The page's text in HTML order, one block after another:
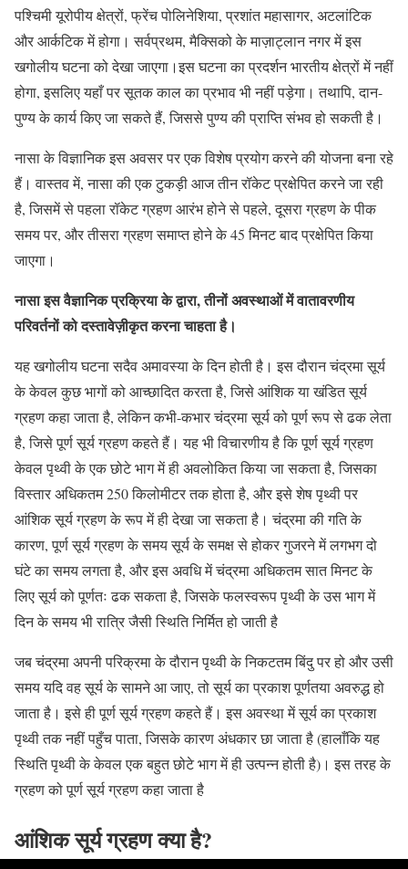
पश्चिमी यूरोपीय क्षेत्रों, फ्रेंच पोलिनेशिया, प्रशांत महासागर, अटलांटिक
और आर्कटिक में होगा। सर्वप्रथम, मैक्सिको के माज़ाट्लान नगर में इस
खगोलीय घटना को देखा जाएगा।इस घटना का प्रदर्शन भारतीय क्षेत्रों में नहीं
होगा, इसलिए यहाँ पर सूतक काल का प्रभाव भी नहीं पड़ेगा। तथापि, दान-
पुण्य के कार्य किए जा सकते हैं, जिससे पुण्य की प्राप्ति संभव हो सकती है।
नासा के विज्ञानिक इस अवसर पर एक विशेष प्रयोग करने की योजना बना रहे
हैं। वास्तव में, नासा की एक टुकड़ी आज तीन रॉकेट प्रक्षेपित करने जा रही
है, जिसमें से पहला रॉकेट ग्रहण आरंभ होने से पहले, दूसरा ग्रहण के पीक
समय पर, और तीसरा ग्रहण समाप्त होने के 45 मिनट बाद प्रक्षेपित किया
जाएगा।
नासा इस वैज्ञानिक प्रक्रिया के द्वारा, तीनों अवस्थाओं में वातावरणीय
परिवर्तनों को दस्तावेज़ीकृत करना चाहता है।
यह खगोलीय घटना सदैव अमावस्या के दिन होती है। इस दौरान चंद्रमा सूर्य
के केवल कुछ भागों को आच्छादित करता है, जिसे आंशिक या खंडित सूर्य
ग्रहण कहा जाता है, लेकिन कभी-कभार चंद्रमा सूर्य को पूर्ण रूप से ढक लेता
है, जिसे पूर्ण सूर्य ग्रहण कहते हैं। यह भी विचारणीय है कि पूर्ण सूर्य ग्रहण
केवल पृथ्वी के एक छोटे भाग में ही अवलोकित किया जा सकता है, जिसका
विस्तार अधिकतम 250 किलोमीटर तक होता है, और इसे शेष पृथ्वी पर
आंशिक सूर्य ग्रहण के रूप में ही देखा जा सकता है। चंद्रमा की गति के
कारण, पूर्ण सूर्य ग्रहण के समय सूर्य के समक्ष से होकर गुजरने में लगभग दो
घंटे का समय लगता है, और इस अवधि में चंद्रमा अधिकतम सात मिनट के
लिए सूर्य को पूर्णतः ढक सकता है, जिसके फलस्वरूप पृथ्वी के उस भाग में
दिन के समय भी रात्रि जैसी स्थिति निर्मित हो जाती है
जब चंद्रमा अपनी परिक्रमा के दौरान पृथ्वी के निकटतम बिंदु पर हो और उसी
समय यदि वह सूर्य के सामने आ जाए, तो सूर्य का प्रकाश पूर्णतया अवरुद्ध हो
जाता है। इसे ही पूर्ण सूर्य ग्रहण कहते हैं। इस अवस्था में सूर्य का प्रकाश
पृथ्वी तक नहीं पहुँच पाता, जिसके कारण अंधकार छा जाता है (हालाँकि यह
स्थिति पृथ्वी के केवल एक बहुत छोटे भाग में ही उत्पन्न होती है)। इस तरह के
ग्रहण को पूर्ण सूर्य ग्रहण कहा जाता है
आंशिक सूर्य ग्रहण क्या है?